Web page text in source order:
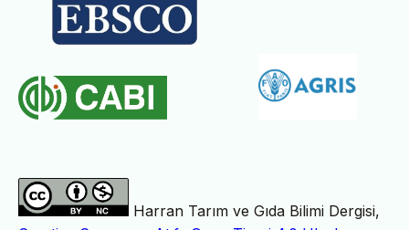
Harran Tarım ve Gıda Bilimi Dergisi,